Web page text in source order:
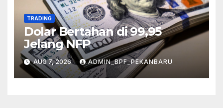
TRADING
Dolar Bertahan di 99,95
Jelang NFP
AUG 7, 2026 ADMIN_BPF_PEKANBARU